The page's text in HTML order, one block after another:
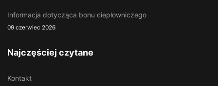
Informacja dotycząca bonu ciepłowniczego
09 czerwiec 2026
Najczęściej czytane
Kontakt